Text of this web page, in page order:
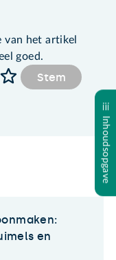
Inhoudsopgave
van het artikel
goed.
Stem
en